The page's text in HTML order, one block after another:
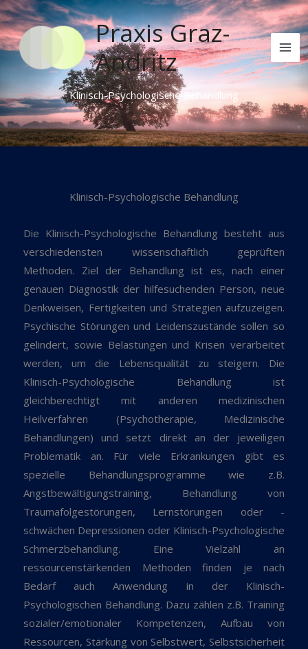
Skip
to
content
Praxis Graz-
Andritz
Klinisch-Psychologische Behandlung
Klinisch-Psychologische Behandlung
Die Klinisch-Psychologische Behandlung besteht aus
verschiedensten wissenschaftlich geprüften
Methoden. Ziel der Behandlung ist es, nach einer
genauen Diagnostik der hilfesuchenden Person, neue
Denkweisen, Fertigkeiten und Strategien aufzuzeigen.
Psychische Störungen und Leidenszustände sollen so
gelindert, sowie Belastungen und Krisen verarbeitet
werden, um die Lebensqualität zu steigern. Die
Klinisch-Psychologische Behandlung ist
gleichberechtigt mit anderen medizinischen
Heilverfahren (Psychotherapie, Medizinische
Behandlungen) und setzt direkt an der jeweiligen
Problematik an. Für viele Erkrankungen gibt es
spezielle Behandlungsprogramme wie z.B.
Angstbewältigungstraining, Behandlung von
Traumafolgestörungen, Lernstörungen oder -
schwächen Depressionen oder Klinisch-Psychologische
Schmerzbehandlung. Eine Vielzahl an
ressourcenstärkenden Methoden finden je nach
Bedarf auch Anwendung in der Klinisch-
Psychologischen Behandlung. Dazu zählen z.B. Training
sozialer/emotionaler Kompetenzen, Aufbau von
Ressourcen, Stärkung von Selbstwert, Selbstsicherheit